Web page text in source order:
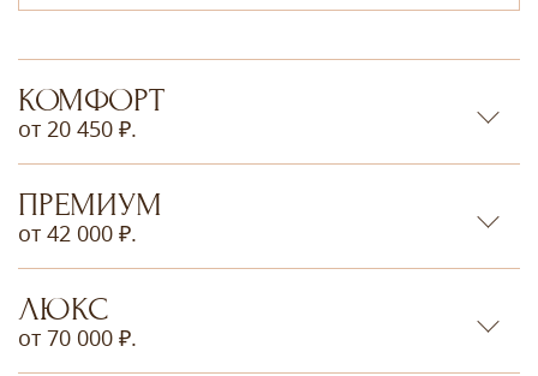
КОМФОРТ
от 20 450 ₽.
ПРЕМИУМ
от 42 000 ₽.
ЛЮКС
от 70 000 ₽.